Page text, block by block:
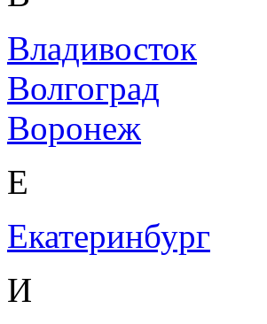
Владивосток
Волгоград
Воронеж
Е
Екатеринбург
И